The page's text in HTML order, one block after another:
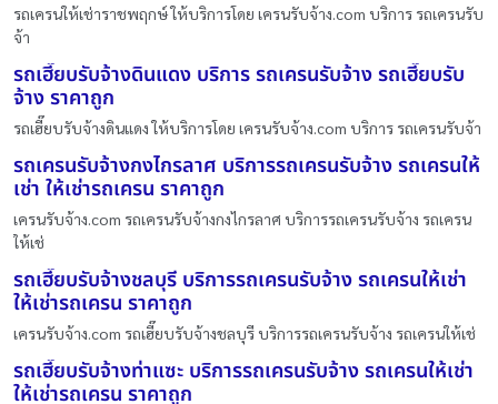
รถเครนให้เช่าราชพฤกษ์ ให้บริการโดย เครนรับจ้าง.com บริการ รถเครนรับ
จ้า
รถเฮี๊ยบรับจ้างดินแดง บริการ รถเครนรับจ้าง รถเฮี๊ยบรับ
จ้าง ราคาถูก
รถเฮี๊ยบรับจ้างดินแดง ให้บริการโดย เครนรับจ้าง.com บริการ รถเครนรับจ้า
รถเครนรับจ้างกงไกรลาศ บริการรถเครนรับจ้าง รถเครนให้
เช่า ให้เช่ารถเครน ราคาถูก
เครนรับจ้าง.com รถเครนรับจ้างกงไกรลาศ บริการรถเครนรับจ้าง รถเครน
ให้เช่
รถเฮี๊ยบรับจ้างชลบุรี บริการรถเครนรับจ้าง รถเครนให้เช่า
ให้เช่ารถเครน ราคาถูก
เครนรับจ้าง.com รถเฮี๊ยบรับจ้างชลบุรี บริการรถเครนรับจ้าง รถเครนให้เช่
รถเฮี๊ยบรับจ้างท่าแซะ บริการรถเครนรับจ้าง รถเครนให้เช่า
ให้เช่ารถเครน ราคาถูก